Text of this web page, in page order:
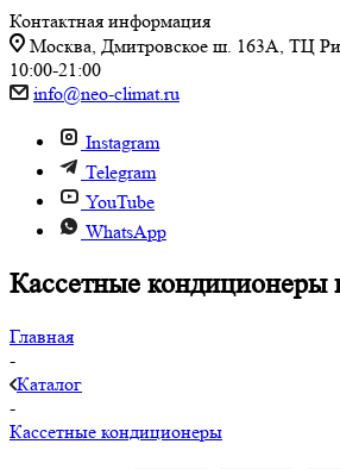
Контактная информация
Москва, Дмитровское ш. 163А, ТЦ
10:00-21:00
info@neo-climat.ru
Instagram
Telegram
YouTube
WhatsApp
Кассетные кондиционеры
Главная
-
Каталог
-
Кассетные кондиционеры